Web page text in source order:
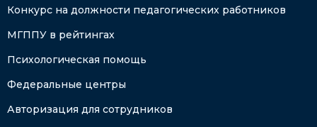
Конкурс на должности педагогических работников
МГППУ в рейтингах
Психологическая помощь
Федеральные центры
Авторизация для сотрудников